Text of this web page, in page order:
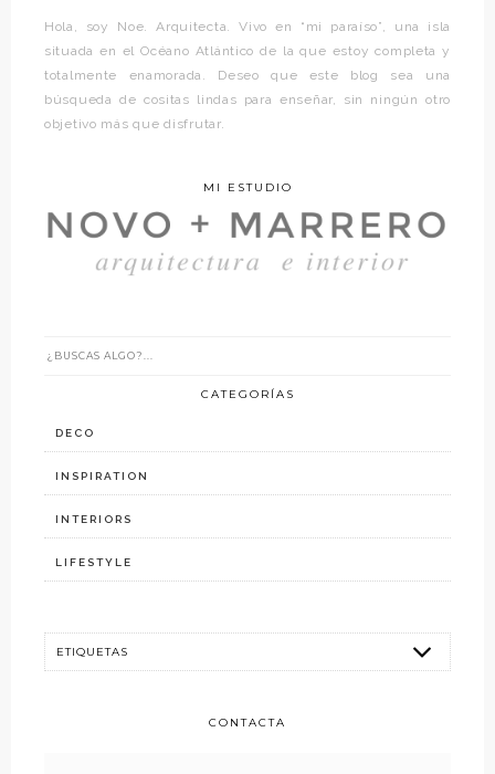
Hola, soy Noe. Arquitecta. Vivo en “mi paraíso”, una isla
situada en el Océano Atlántico de la que estoy completa y
totalmente enamorada. Deseo que este blog sea una
búsqueda de cositas lindas para enseñar, sin ningún otro
objetivo más que disfrutar.
MI ESTUDIO
CATEGORÍAS
DECO
INSPIRATION
INTERIORS
LIFESTYLE
CONTACTA